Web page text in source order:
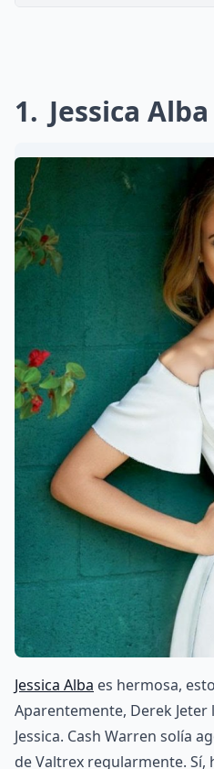
1 Jessica Alba
Jessica Alba es hermosa,
Aparentemente, Derek
Jessica. Cash Warren solía
de Valtrex regularmente. Sí,